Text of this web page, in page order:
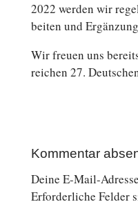
2022 werden wir
bei­ten und
Wir freuen uns
rei­chen 27.
Kommentar
Deine E-Mail-
Erforderliche Felder